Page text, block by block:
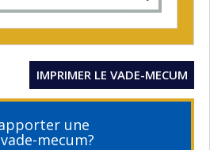
IMPRIMER LE VADE-MECUM
une
mecum?